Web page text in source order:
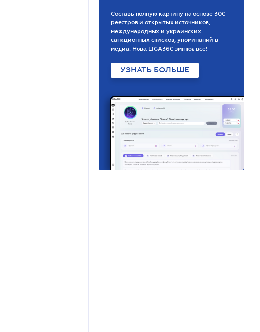
Составь полную картину на основе 300
реестров и открытых источников,
международных и украинских
санкционных списков, упоминаний в
медиа. Нова LIGA360 змінює все!
УЗНАТЬ БОЛЬШЕ